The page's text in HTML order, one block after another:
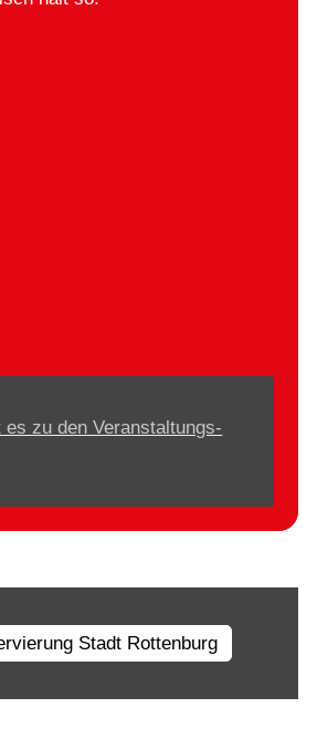
es zu den Veranstaltungs-
Stadt Rottenburg